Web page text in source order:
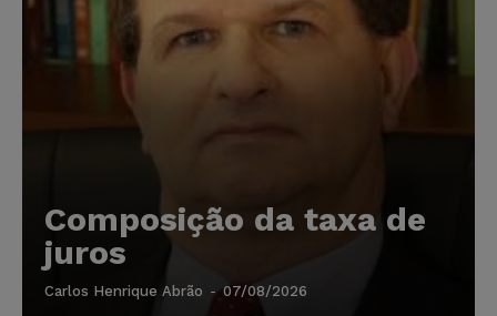
Composição da taxa de
juros
Carlos Henrique Abrão - 07/08/2026